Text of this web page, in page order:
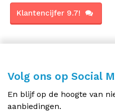
Klantencijfer 9.7!
Volg ons op Social
En blijf op de hoogte van
aanbiedingen.